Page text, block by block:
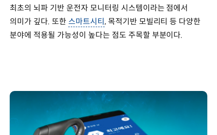
최초의 뇌파 기반 운전자 모니터링 시스템이라는 점에서
의미가 깊다. 또한 스마트시티 , 목적기반 모빌리티 등 다양한
분야에 적용될 가능성이 높다는 점도 주목할 부분이다.